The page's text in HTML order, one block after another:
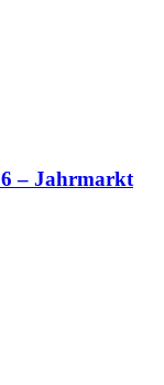
– Jahrmarkt